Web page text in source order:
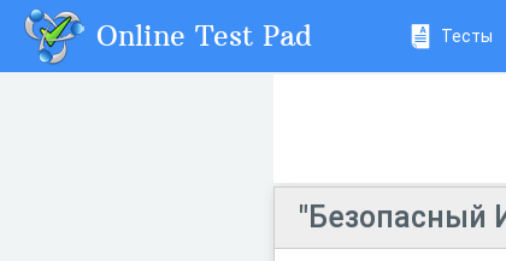
Online Test Pad Тесты
"Безопасный